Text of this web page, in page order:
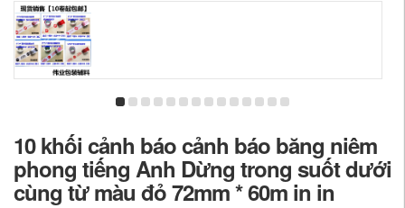
10 khối cảnh báo cảnh báo băng niêm
phong tiếng Anh Dừng trong suốt dưới
cùng từ màu đỏ 72mm * 60m in in